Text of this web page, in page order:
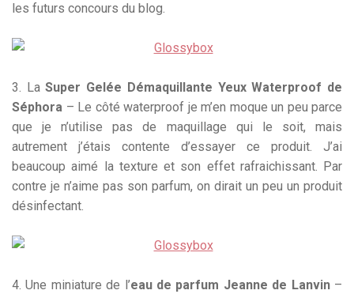
les futurs concours du blog.
3. LaSuper Gelée Démaquillante Yeux Waterproof de
Séphora – Le côté waterproof je m’en moque un peu parce
que je n’utilise pas de maquillage qui le soit, mais
autrement j’étais contente d’essayer ce produit. J’ai
beaucoup aimé la texture et son effet rafraichissant. Par
contre je n’aime pas son parfum, on dirait un peu un produit
désinfectant.
4. Une miniature de l’eau de parfum Jeanne de Lanvin–